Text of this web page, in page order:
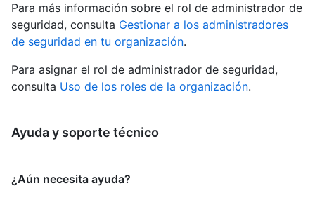
Para más información sobre el rol de administrador de
seguridad, consulta Gestionar a los administradores
de seguridad en tu organización.
Para asignar el rol de administrador de seguridad,
consulta Uso de los roles de la organización.
Ayuda y soporte técnico
¿Aún necesita ayuda?